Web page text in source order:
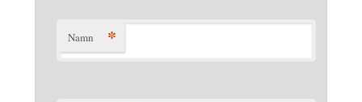
Namn *